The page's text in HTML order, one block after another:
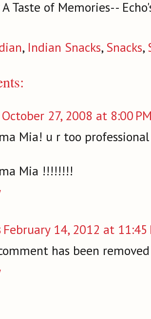
A Taste of Memories--
, Indian Snacks, Snacks,
October 27, 2008 at 8:00
Mia! u r too
Mia !!!!!!!!
February 14, 2012 at 11:45
has been